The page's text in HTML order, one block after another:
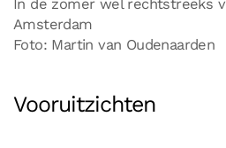
In de zomer wel rechtstreeks
Amsterdam
Foto: Martin van Oudenaarden
Vooruitzichten